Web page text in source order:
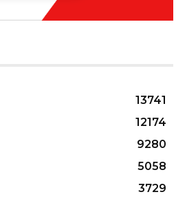
13741
12174
9280
5058
3729